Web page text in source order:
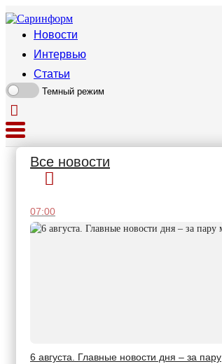
Новости
Интервью
Статьи
Темный режим
Все новости
07:00
6 августа. Главные новости дня – за пару